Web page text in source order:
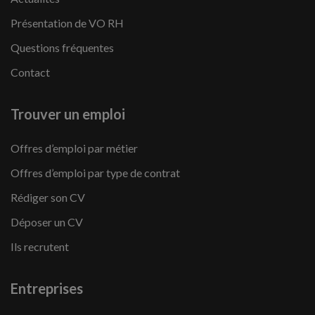
Présentation de VO RH
Questions fréquentes
Contact
Trouver un emploi
Offres d’emploi par métier
Offres d’emploi par type de contrat
Rédiger son CV
Déposer un CV
Ils recrutent
Entreprises